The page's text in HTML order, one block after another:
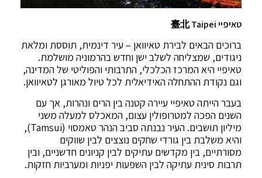
טאיפיי 臺北 Taipei
ברוכים הבאים לבירת טאיוואן – עיר דינמית, תוססת ומלאת
ניגודים, שמצליחה לשלב ישן וחדש בהרמוניה מושלמת.
טאיפיי היא המרכז הכלכלי, התרבותי והפוליטי של המדינה,
וגם נקודת ההתחלה האידיאלית לכל טיול מאורגן לטאיוואן.
בעבר הייתה טאיפיי עיירה קטנה בין הרים ונהרות, אך עם
השנים הפכה למטרופולין עצום, המאכלס למעלה משני
מיליון תושבים. העיר נבנתה סביב הנהר טאמסוי (Tamsui),
והיא משלבת בין גורדי שחקים נוצצים לבין שווקים
מסורתיים, בין מקדשים עתיקים לבין קניונים חדשניים, ובין
תרבות סינית עתיקה לבין השפעות יפניות ומערביות חזקות.